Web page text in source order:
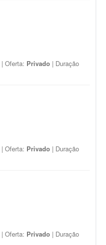
| Oferta: Privado | Duração
| Oferta: Privado | Duração
| Oferta: Privado | Duração